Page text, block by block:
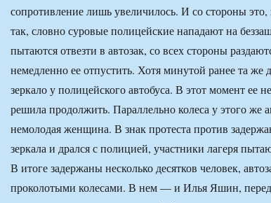
сопротивление лишь увеличилось. И со стороны это,
так, словно суровые полицейские нападают на
пытаются отвезти в автозак, со всех стороны
немедленно ее отпустить. Хотя минутой ранее та же
зеркало у полицейского автобуса. В этот момент ее
решила продолжить. Параллельно колеса у этого же
немолодая женщина. В знак протеста против
зеркала и дрался с полицией, участники лагеря
В итоге задержаны несколько десятков человек,
проколотыми колесами. В нем — и Илья Яшин,